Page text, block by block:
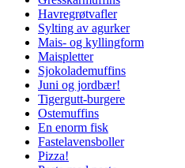
Havregrøtvafler
Sylting av agurker
Mais- og kyllingform
Maispletter
Sjokolademuffins
Juni og jordbær!
Tigergutt-burgere
Ostemuffins
En enorm fisk
Fastelavensboller
Pizza!